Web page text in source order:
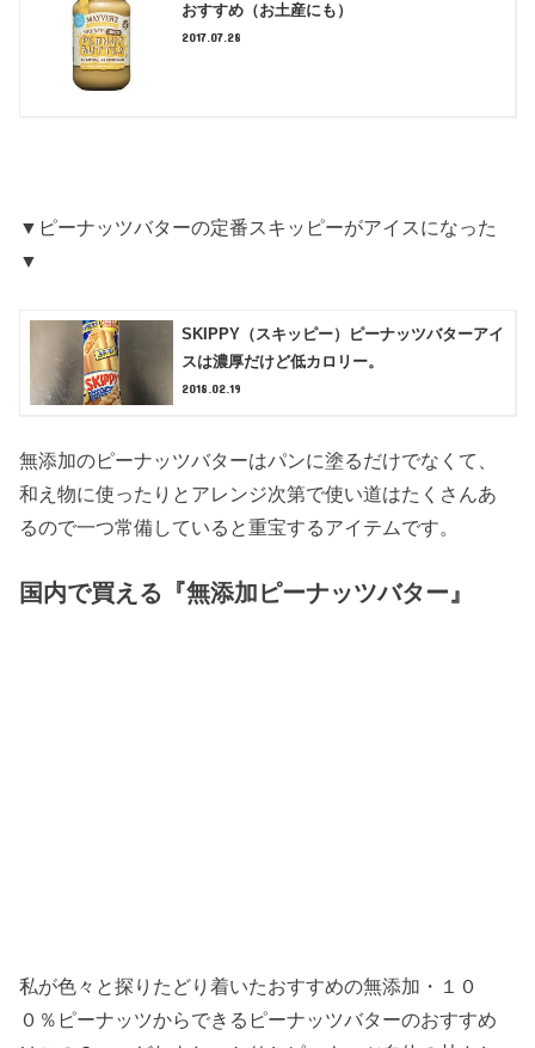
おすすめ（お土産にも）
2017.07.28
▼ピーナッツバターの定番スキッピーがアイスになった
▼
SKIPPY（スキッピー）ピーナッツバターアイ
スは濃厚だけど低カロリー。
2018.02.19
無添加のピーナッツバターはパンに塗るだけでなくて、
和え物に使ったりとアレンジ次第で使い道はたくさんあ
るので一つ常備していると重宝するアイテムです。
国内で買える『無添加ピーナッツバター』
私が色々と探りたどり着いたおすすめの無添加・１０
０％ピーナッツからできるピーナッツバターのおすすめ